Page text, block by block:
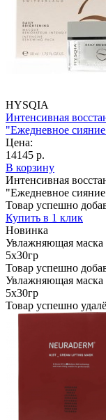
HYSQIA
Интенсивная
"Ежедневное
Цена:
14145 р.
В корзину
Интенсивная
"Ежедневное
Товар успешно
Купить в 1 клик
Новинка
Увлажняющая маска
5х30гр
Товар успешно
Увлажняющая маска
5х30гр
Товар успешно